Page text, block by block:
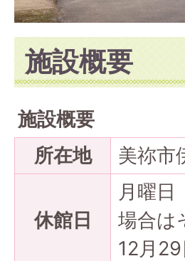
施設概要
施設概要
所在地
美祢市
休館日
月曜日
場合は
12月